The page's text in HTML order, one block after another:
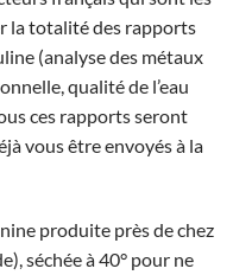
la totalité des rapports
(analyse des métaux
qualité de l’eau
ces rapports seront
vous être envoyés à la
produite près de chez
séchée à 40° pour ne